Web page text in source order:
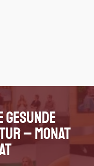
gesunde
– Monat